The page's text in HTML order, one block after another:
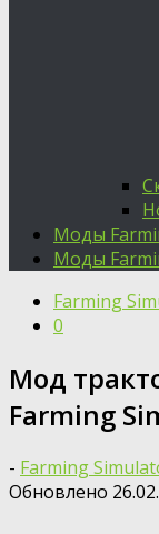
Моды
Моды
Farming
0
Мод
Farming
- Farming
Обновлено